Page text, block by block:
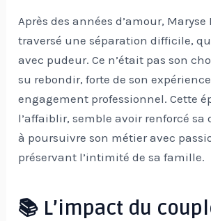
Après des années d’amour, Maryse
traversé une séparation difficile,
avec pudeur. Ce n’était pas son
su rebondir, forte de son
engagement professionnel. Cette
l’affaiblir, semble avoir renforcé
à poursuivre son métier avec
préservant l’intimité de sa famille.
📚 L’impact du